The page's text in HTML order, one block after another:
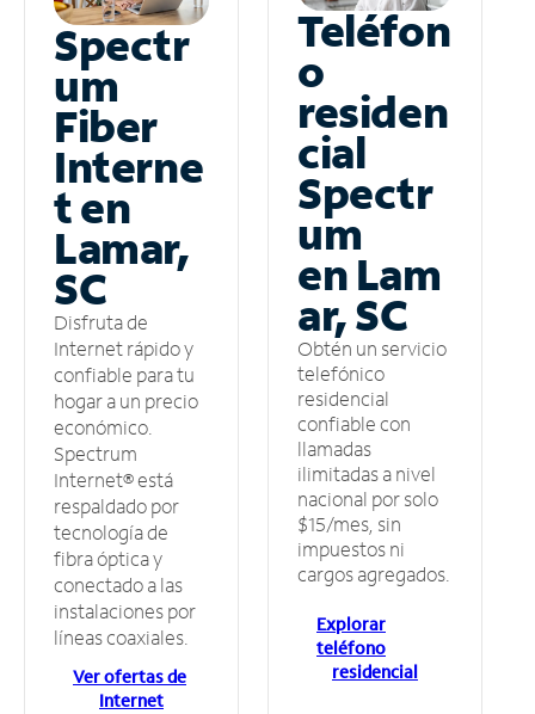
Spectr
um
Fiber
Interne
t en
Lamar,
SC
Disfruta de
Internet rápido y
confiable para tu
hogar a un precio
económico.
Spectrum
Internet® está
respaldado por
tecnología de
fibra óptica y
conectado a las
instalaciones por
líneas coaxiales.
Ver ofertas de
Internet
Teléfon
o
residen
cial
Spectr
um
en Lam
ar, SC
Obtén un servicio
telefónico
residencial
confiable con
llamadas
ilimitadas a nivel
nacional por solo
$15/mes, sin
impuestos ni
cargos agregados.
Explorar
teléfono
residencial